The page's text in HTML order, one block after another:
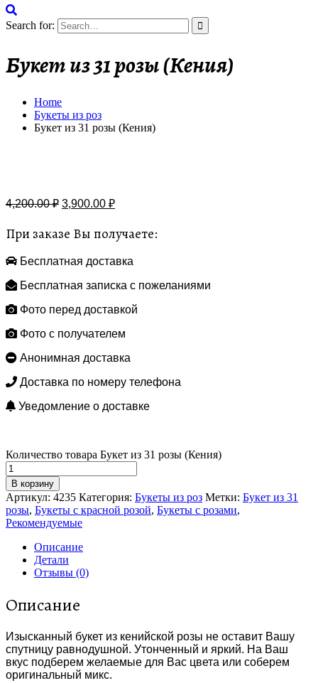
Search for:
Букет из 31 розы (Кения)
Home
Букеты из роз
Букет из 31 розы (Кения)
4,200.00₽ 3,900.00 ₽
При заказе Вы получаете:
Бесплатная доставка
Бесплатная записка с пожеланиями
Фото перед доставкой
Фото с получателем
Анонимная доставка
Доставка по номеру телефона
Уведомление о доставке
Количество товара Букет из 31 розы (Кения)
В корзину
Артикул: 4235 Категория: Букеты из роз Метки: Букет из 31
розы, Букеты с красной розой, Букеты с розами,
Рекомендуемые
Описание
Детали
Отзывы (0)
Описание
Изысканный букет из кенийской розы не оставит Вашу
спутницу равнодушной. Утонченный и яркий. На Ваш
вкус подберем желаемые для Вас цвета или соберем
оригинальный микс.